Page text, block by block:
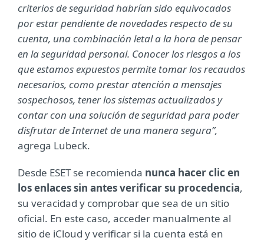
criterios de seguridad habrían sido equivocados
por estar pendiente de novedades respecto de su
cuenta, una combinación letal a la hora de pensar
en la seguridad personal. Conocer los riesgos a los
que estamos expuestos permite tomar los recaudos
necesarios, como prestar atención a mensajes
sospechosos, tener los sistemas actualizados y
contar con una solución de seguridad para poder
disfrutar de Internet de una manera segura”,
agrega Lubeck.
Desde ESET se recomienda nunca hacer clic en
los enlaces sin antes verificar su procedencia,
su veracidad y comprobar que sea de un sitio
oficial. En este caso, acceder manualmente al
sitio de iCloud y verificar si la cuenta está en